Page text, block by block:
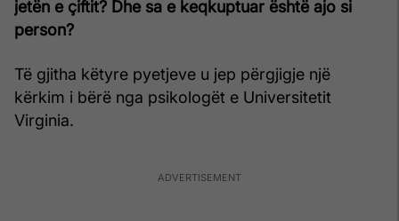
jetën e çiftit? Dhe sa e keqkuptuar është ajo si
person?
Të gjitha këtyre pyetjeve u jep përgjigje një
kërkim i bërë nga psikologët e Universitetit
Virginia.